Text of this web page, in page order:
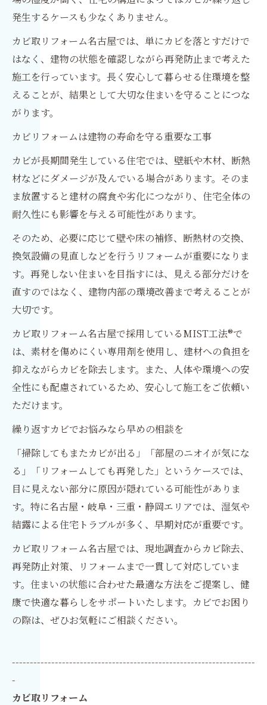
発生するケースも少なくありません。
カビ取リフォーム名古屋では、単にカビを落とすだけで
はなく、建物の状態を確認しながら再発防止まで考えた
施工を行っています。長く安心して暮らせる住環境を整
えることが、結果として大切な住まいを守ることにつな
がります。
カビリフォームは建物の寿命を守る重要な工事
カビが長期間発生している住宅では、壁紙や木材、断熱
材などにダメージが及んでいる場合があります。そのま
ま放置すると建材の腐食や劣化につながり、住宅全体の
耐久性にも影響を与える可能性があります。
そのため、必要に応じて壁や床の補修、断熱材の交換、
換気設備の見直しなどを行うリフォームが重要になりま
す。再発しない住まいを目指すには、見える部分だけを
直すのではなく、建物内部の環境改善まで考えることが
大切です。
カビ取リフォーム名古屋で採用しているMIST工法®で
は、素材を傷めにくい専用剤を使用し、建材への負担を
抑えながらカビを除去します。また、人体や環境への安
全性にも配慮されているため、安心して施工をご依頼い
ただけます。
繰り返すカビでお悩みなら早めの相談を
「掃除してもまたカビが出る」「部屋のニオイが気にな
る」「リフォームしても再発した」というケースでは、
目に見えない部分に原因が隠れている可能性がありま
す。特に名古屋・岐阜・三重・静岡エリアでは、湿気や
結露による住宅トラブルが多く、早期対応が重要です。
カビ取リフォーム名古屋では、現地調査からカビ除去、
再発防止対策、リフォームまで一貫して対応していま
す。住まいの状態に合わせた最適な方法をご提案し、健
康で快適な暮らしをサポートいたします。カビでお困り
の際は、ぜひお気軽にご相談ください。
--------------------------------------------------------------------
-
カビ取リフォーム